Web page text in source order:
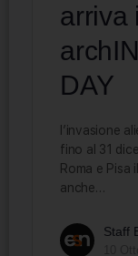
arriva
DAY
l’invasione
fino al 31
Roma e Pisa
anche…
Staff